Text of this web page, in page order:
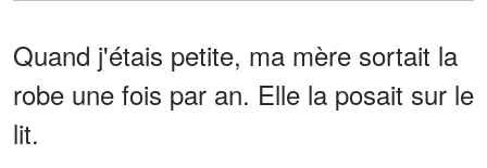
Quand j'étais petite, ma mère sortait la
robe une fois par an. Elle la posait sur le
lit.